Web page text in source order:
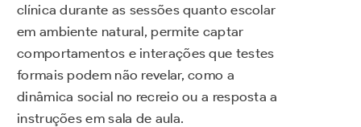
clínica durante as sessões quanto escolar
em ambiente natural, permite captar
comportamentos e interações que testes
formais podem não revelar, como a
dinâmica social no recreio ou a resposta a
instruções em sala de aula.